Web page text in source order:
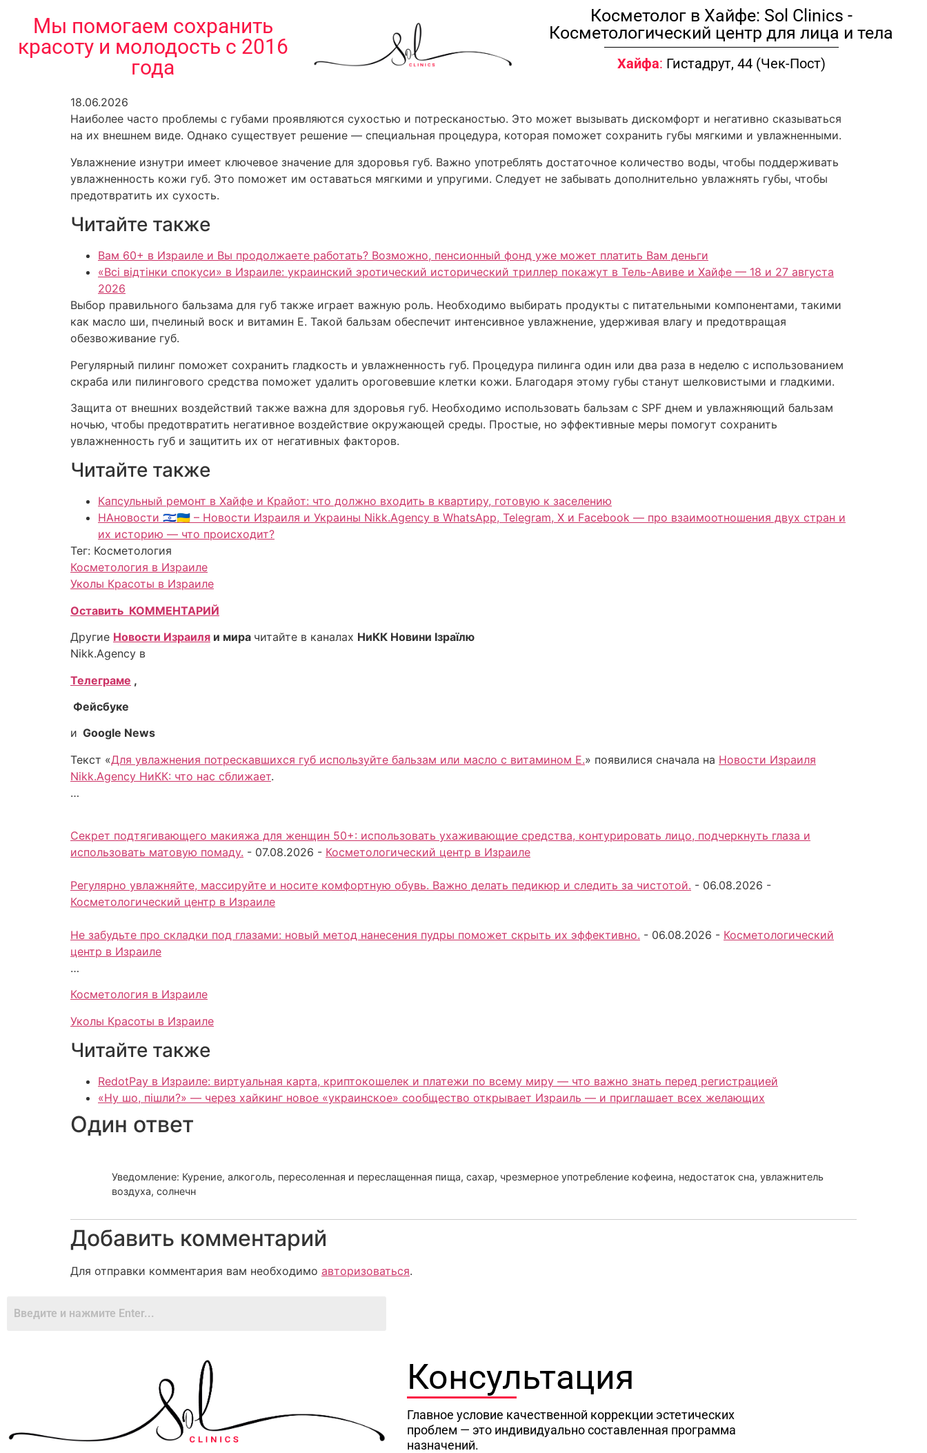
Мы помогаем сохранить
красоту и молодость с 2016
года
Косметолог в Хайфе: Sol Clinics -
Косметологический центр для лица и тела
Хайфа: Гистадрут, 44 (Чек-Пост)
18.06.2026
Наиболее часто проблемы с губами проявляются сухостью и потресканостью. Это может вызывать дискомфорт и негативно сказываться
на их внешнем виде. Однако существует решение — специальная процедура, которая поможет сохранить губы мягкими и увлажненными.
Увлажнение изнутри имеет ключевое значение для здоровья губ. Важно употреблять достаточное количество воды, чтобы поддерживать
увлажненность кожи губ. Это поможет им оставаться мягкими и упругими. Следует не забывать дополнительно увлажнять губы, чтобы
предотвратить их сухость.
Читайте также
Вам 60+ в Израиле и Вы продолжаете работать? Возможно, пенсионный фонд уже может платить Вам деньги
«Всі відтінки спокуси» в Израиле: украинский эротический исторический триллер покажут в Тель-Авиве и Хайфе — 18 и 27 августа
2026
Выбор правильного бальзама для губ также играет важную роль. Необходимо выбирать продукты с питательными компонентами, такими
как масло ши, пчелиный воск и витамин Е. Такой бальзам обеспечит интенсивное увлажнение, удерживая влагу и предотвращая
обезвоживание губ.
Регулярный пилинг поможет сохранить гладкость и увлажненность губ. Процедура пилинга один или два раза в неделю с использованием
скраба или пилингового средства поможет удалить ороговевшие клетки кожи. Благодаря этому губы станут шелковистыми и гладкими.
Защита от внешних воздействий также важна для здоровья губ. Необходимо использовать бальзам с SPF днем и увлажняющий бальзам
ночью, чтобы предотвратить негативное воздействие окружающей среды. Простые, но эффективные меры помогут сохранить
увлажненность губ и защитить их от негативных факторов.
Читайте также
Капсульный ремонт в Хайфе и Крайот: что должно входить в квартиру, готовую к заселению
НАновости 🇮🇱🇺🇦 – Новости Израиля и Украины Nikk.Agency в WhatsApp, Telegram, X и Facebook — про взаимоотношения двух стран и
их историю — что происходит?
Тег: Косметология
Косметология в Израиле
Уколы Красоты в Израиле
Оставить КОММЕНТАРИЙ
Другие Новости Израиля и мира читайте в каналах НиКК Новини Ізраїлю
Nikk.Agency в
Телеграме ,
Фейсбуке
и Google News
Текст «Для увлажнения потрескавшихся губ используйте бальзам или масло с витамином Е.» появилися сначала на Новости Израиля
Nikk.Agency НиКК: что нас сближает.
…
Секрет подтягивающего макияжа для женщин 50+: использовать ухаживающие средства, контурировать лицо, подчеркнуть глаза и
использовать матовую помаду. - 07.08.2026 - Косметологический центр в Израиле
Регулярно увлажняйте, массируйте и носите комфортную обувь. Важно делать педикюр и следить за чистотой. - 06.08.2026 -
Косметологический центр в Израиле
Не забудьте про складки под глазами: новый метод нанесения пудры поможет скрыть их эффективно. - 06.08.2026 - Косметологический
центр в Израиле
…
Косметология в Израиле
Уколы Красоты в Израиле
Читайте также
RedotPay в Израиле: виртуальная карта, криптокошелек и платежи по всему миру — что важно знать перед регистрацией
«Ну шо, пішли?» — через хайкинг новое «украинское» сообщество открывает Израиль — и приглашает всех желающих
Один ответ
Уведомление: Курение, алкоголь, пересоленная и переслащенная пища, сахар, чрезмерное употребление кофеина, недостаток сна, увлажнитель
воздуха, солнечн
Добавить комментарий
Для отправки комментария вам необходимо авторизоваться.
Консультация
Главное условие качественной коррекции эстетических
проблем — это индивидуально составленная программа
назначений.